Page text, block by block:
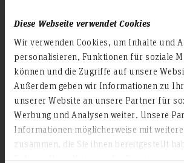
Diese Webseite verwendet Cookies
Wir verwenden Cookies, um Inhalte und
personalisieren, Funktionen für soziale
können und die Zugriffe auf unsere
Außerdem geben wir Informationen zu
unserer Website an unsere Partner für
Werbung und Analysen weiter. Unsere
Informationen möglicherweise mit
zusammen, die Sie ihnen bereitgestellt
Startseite Hochschule Hannover
Presse
Personensuche
Karriere
Service & Organisation
Akademische Angelegenheiten
Antidiskriminierungsstelle